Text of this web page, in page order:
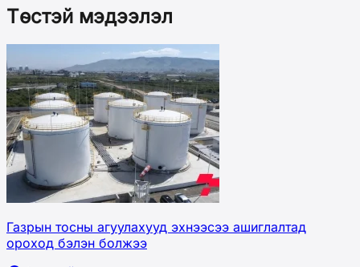
Төстэй мэдээлэл
Газрын тосны агуулахууд эхнээсээ ашиглалтад
ороход бэлэн болжээ